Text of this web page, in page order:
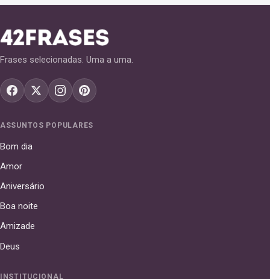
Frases selecionadas. Uma a uma.
ASSUNTOS POPULARES
Bom dia
Amor
Aniversário
Boa noite
Amizade
Deus
INSTITUCIONAL